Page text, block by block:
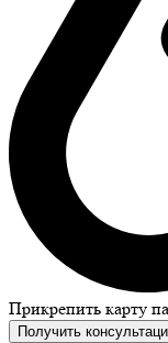
Прикрепить карту
Получить